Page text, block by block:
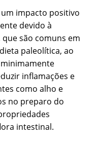
impacto positivo
devido à
são comuns em
paleolítica, ao
inflamações e
como alho e
no preparo do
intestinal.